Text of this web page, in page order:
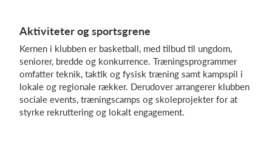
Aktiviteter og sportsgrene
Kernen i klubben er basketball, med tilbud til ungdom,
seniorer, bredde og konkurrence. Træningsprogrammer
omfatter teknik, taktik og fysisk træning samt kampspil i
lokale og regionale rækker. Derudover arrangerer klubben
sociale events, træningscamps og skoleprojekter for at
styrke rekruttering og lokalt engagement.